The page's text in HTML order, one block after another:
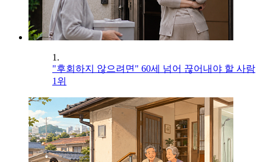
1.
"후회하지 않으려면" 60세 넘어 끊어내야 할 사람
1위